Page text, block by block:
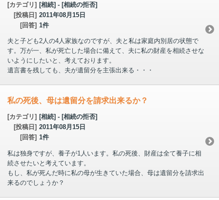
[カテゴリ] [相続] - [相続の拒否]
[投稿日] 2011年08月15日
[回答] 1件
夫と子ども2人の4人家族なのですが、夫と私は家庭内別居の状態で
す。万が一、私が死亡した場合に備えて、夫に私の財産を相続させな
いようにしたいと、考えております。
遺言書を残しても、夫が遺留分を主張出来る・・・
私の死後、母は遺留分を請求出来るか？
[カテゴリ] [相続] - [相続の拒否]
[投稿日] 2011年08月15日
[回答] 1件
私は独身ですが、養子が1人います。私の死後、財産は全て養子に相
続させたいと考えています。
もし、私が死んだ時に私の母が生きていた場合、母は遺留分を請求出
来るのでしょうか？